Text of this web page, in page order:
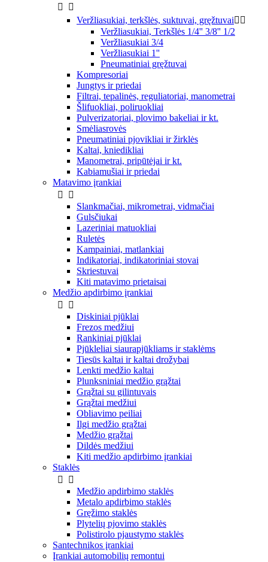


Veržliasukiai, terkšlės, suktuvai, gręžtuvai 
Veržliasukiai, Terkšlės 1/4'' 3/8'' 1/2
Veržliasukiai 3/4
Veržliasukiai 1''
Pneumatiniai gręžtuvai
Kompresoriai
Jungtys ir priedai
Filtrai, tepalinės, reguliatoriai, manometrai
Šlifuokliai, poliruokliai
Pulverizatoriai, plovimo bakeliai ir kt.
Smėliasrovės
Pneumatiniai pjovikliai ir žirklės
Kaltai, kniedikliai
Manometrai, pripūtėjai ir kt.
Kabiamušiai ir priedai
Matavimo įrankiai


Slankmačiai, mikrometrai, vidmačiai
Gulsčiukai
Lazeriniai matuokliai
Ruletės
Kampainiai, matlankiai
Indikatoriai, indikatoriniai stovai
Skriestuvai
Kiti matavimo prietaisai
Medžio apdirbimo įrankiai


Diskiniai pjūklai
Frezos medžiui
Rankiniai pjūklai
Pjūkleliai siaurapjūkliams ir staklėms
Tiesūs kaltai ir kaltai drožybai
Lenkti medžio kaltai
Plunksniniai medžio grąžtai
Grąžtai su gilintuvais
Grąžtai medžiui
Obliavimo peiliai
Ilgi medžio grąžtai
Medžio grąžtai
Dildės medžiui
Kiti medžio apdirbimo įrankiai
Staklės


Medžio apdirbimo staklės
Metalo apdirbimo staklės
Gręžimo staklės
Plytelių pjovimo staklės
Polistirolo pjaustymo staklės
Santechnikos įrankiai
Įrankiai automobilių remontui